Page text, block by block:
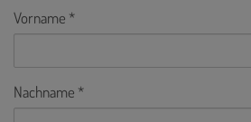
Vorname
Nachname